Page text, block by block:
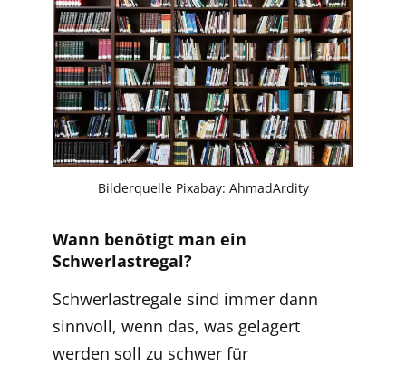
Bilderquelle Pixabay: AhmadArdity
Wann benötigt man ein
Schwerlastregal?
Schwerlastregale sind immer dann
sinnvoll, wenn das, was gelagert
werden soll zu schwer für